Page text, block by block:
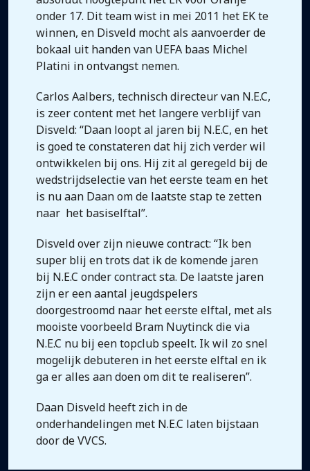
onder 17. Dit team wist in mei 2011 het EK te
winnen, en Disveld mocht als aanvoerder de
bokaal uit handen van UEFA baas Michel
Platini in ontvangst nemen.
Carlos Aalbers, technisch directeur van N.E.C,
is zeer content met het langere verblijf van
Disveld: “Daan loopt al jaren bij N.E.C, en het
is goed te constateren dat hij zich verder wil
ontwikkelen bij ons. Hij zit al geregeld bij de
wedstrijdselectie van het eerste team en het
is nu aan Daan om de laatste stap te zetten
naar het basiselftal”.
Disveld over zijn nieuwe contract: “Ik ben
super blij en trots dat ik de komende jaren
bij N.E.C onder contract sta. De laatste jaren
zijn er een aantal jeugdspelers
doorgestroomd naar het eerste elftal, met als
mooiste voorbeeld Bram Nuytinck die via
N.E.C nu bij een topclub speelt. Ik wil zo snel
mogelijk debuteren in het eerste elftal en ik
ga er alles aan doen om dit te realiseren”.
Daan Disveld heeft zich in de
onderhandelingen met N.E.C laten bijstaan
door de VVCS.